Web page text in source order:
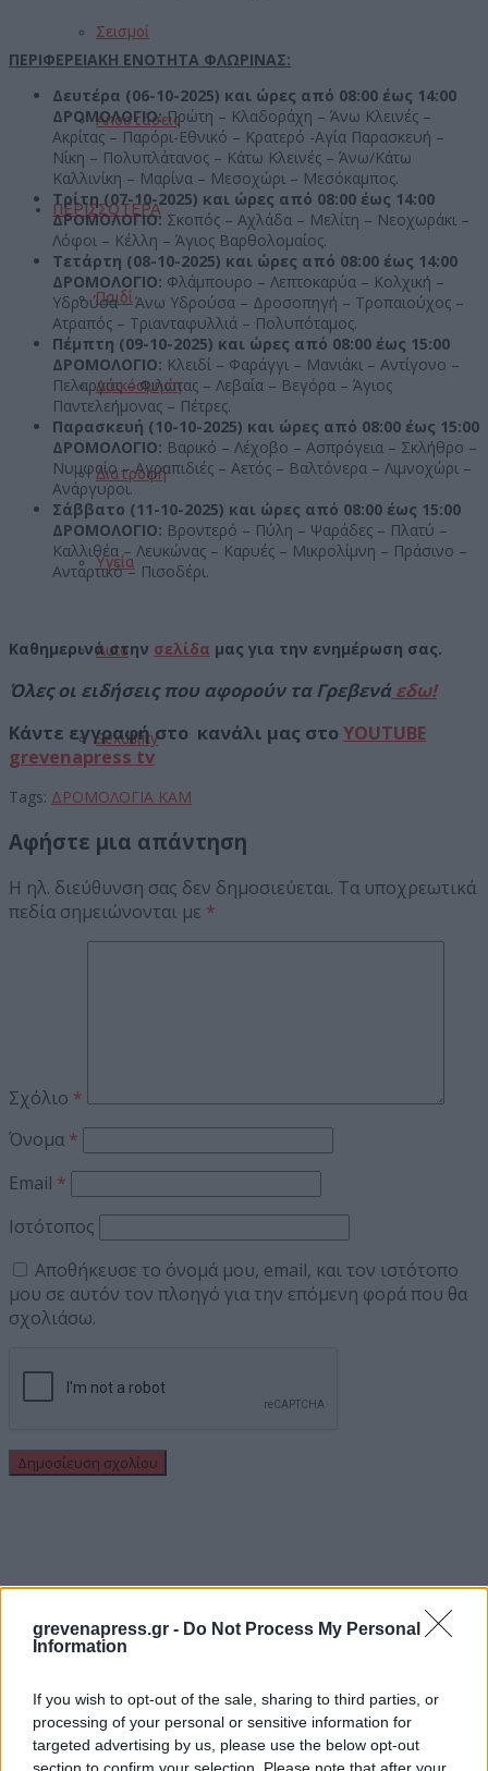
grevenapress.gr - Do Not Process My Personal
Information
If you wish to opt-out of the sale, sharing to third parties, or
processing of your personal or sensitive information for
targeted advertising by us, please use the below opt-out
section to confirm your selection. Please note that after your
Σεισμοί
Αποστάσεις
ΠΕΡΙΣΣΟΤΕΡΑ
Παιδί
Διακόσμηση
Διατροφή
Υγεία
Auto
Sexuality
ΠΕΡΙΦΕΡΕΙΑΚΗ ΕΝΟΤΗΤΑ ΦΛΩΡΙΝΑΣ:
Δευτέρα (06-10-2025) και ώρες από 08:00 έως 14:00
ΔΡΟΜΟΛΟΓΙΟ:Πρώτη – Κλαδοράχη – Άνω Κλεινές –
Ακρίτας – Παρόρι-Εθνικό – Κρατερό -Αγία Παρασκευή –
Νίκη – Πολυπλάτανος – Κάτω Κλεινές – Άνω/Κάτω
Καλλινίκη – Μαρίνα – Μεσοχώρι – Μεσόκαμπος.
Τρίτη (07-10-2025) και ώρες από 08:00 έως 14:00
ΔΡΟΜΟΛΟΓΙΟ: Σκοπός – Αχλάδα – Μελίτη – Νεοχωράκι –
Λόφοι – Κέλλη – Άγιος Βαρθολομαίος.
Τετάρτη (08-10-2025) και ώρες από 08:00 έως 14:00
ΔΡΟΜΟΛΟΓΙΟ: Φλάμπουρο – Λεπτοκαρύα – Κολχική –
Υδρούσα – Άνω Υδρούσα – Δροσοπηγή – Τροπαιούχος –
Ατραπός – Τριανταφυλλιά – Πολυπόταμος.
Πέμπτη (09-10-2025) και ώρες από 08:00 έως 15:00
ΔΡΟΜΟΛΟΓΙΟ: Κλειδί – Φαράγγι – Μανιάκι – Αντίγονο –
Πελαργός – Φιλώτας – Λεβαία – Βεγόρα – Άγιος
Παντελεήμονας – Πέτρες.
Παρασκευή (10-10-2025) και ώρες από 08:00 έως 15:00
ΔΡΟΜΟΛΟΓΙΟ: Βαρικό – Λέχοβο – Ασπρόγεια – Σκλήθρο –
Νυμφαίο – Αγραπιδιές – Αετός – Βαλτόνερα – Λιμνοχώρι –
Ανάργυροι.
Σάββατο (11-10-2025) και ώρες από 08:00 έως 15:00
ΔΡΟΜΟΛΟΓΙΟ: Βροντερό – Πύλη – Ψαράδες – Πλατύ –
Καλλιθέα – Λευκώνας – Καρυές – Μικρολίμνη – Πράσινο –
Ανταρτικό – Πισοδέρι.
Καθημερινά στην σελίδα μας για την ενημέρωση σας.
Όλες οι ειδήσεις που αφορούν τα Γρεβενάεδω!
Κάντε εγγραφή στο κανάλι μας στοYOUTUBE
grevenapress tv
Tags: ΔΡΟΜΟΛΟΓΙΑ ΚΑΜ
Αφήστε μια απάντηση
Η ηλ. διεύθυνση σας δεν δημοσιεύεται. Τα υποχρεωτικά
πεδία σημειώνονται με *
Σχόλιο *
Όνομα *
Email *
Ιστότοπος
Αποθήκευσε το όνομά μου, email, και τον ιστότοπο
μου σε αυτόν τον πλοηγό για την επόμενη φορά που θα
σχολιάσω.